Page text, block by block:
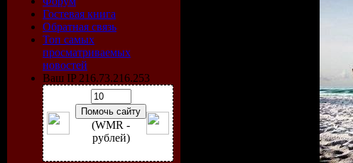
Гостевая книга
Обратная связь
Топ самых
просматриваемых
новостей
Ваш IP 216.73.216.253
(WMR -
рублей)